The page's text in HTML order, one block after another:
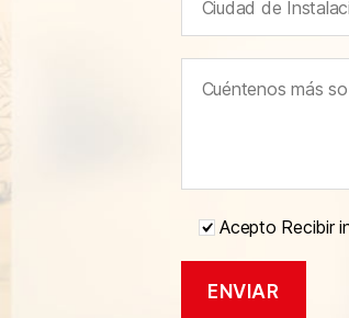
Acepto Recibir